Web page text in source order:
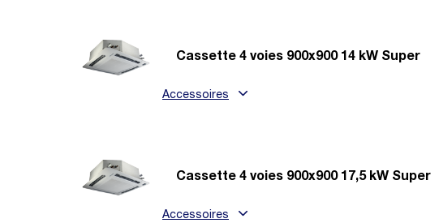
Cassette 4 voies 900x900 14 kW Super
Accessoires
Cassette 4 voies 900x900 17,5 kW Super
Accessoires